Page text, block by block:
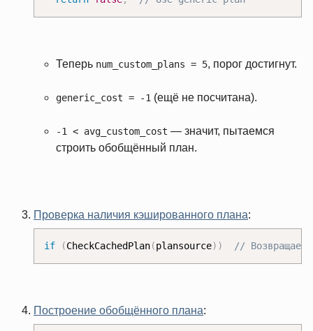
Теперь num_custom_plans = 5, порог достигнут.
generic_cost = -1 (ещё не посчитана).
-1 < avg_custom_cost — значит, пытаемся
строить обобщённый план.
Проверка наличия кэшированного плана:
if (CheckCachedPlan(plansource) ) // Возвращает
Построение обобщённого плана: